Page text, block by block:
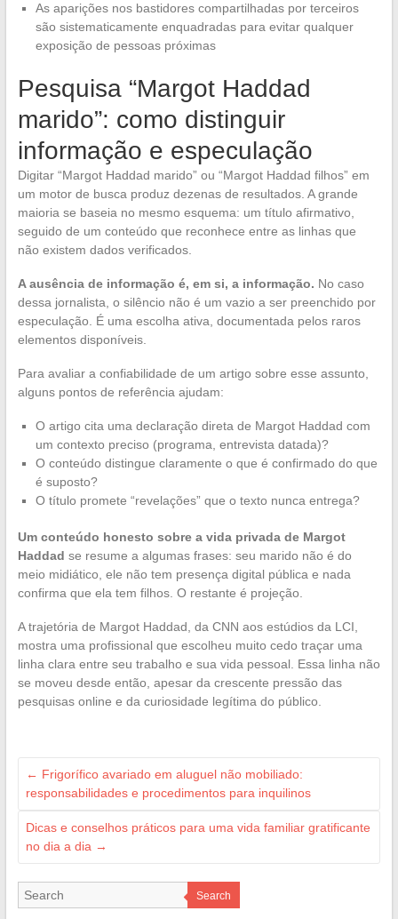
As aparições nos bastidores compartilhadas por terceiros
são sistematicamente enquadradas para evitar qualquer
exposição de pessoas próximas
Pesquisa “Margot Haddad
marido”: como distinguir
informação e especulação
Digitar “Margot Haddad marido” ou “Margot Haddad filhos” em
um motor de busca produz dezenas de resultados. A grande
maioria se baseia no mesmo esquema: um título afirmativo,
seguido de um conteúdo que reconhece entre as linhas que
não existem dados verificados.
A ausência de informação é, em si, a informação. No caso
dessa jornalista, o silêncio não é um vazio a ser preenchido por
especulação. É uma escolha ativa, documentada pelos raros
elementos disponíveis.
Para avaliar a confiabilidade de um artigo sobre esse assunto,
alguns pontos de referência ajudam:
O artigo cita uma declaração direta de Margot Haddad com
um contexto preciso (programa, entrevista datada)?
O conteúdo distingue claramente o que é confirmado do que
é suposto?
O título promete “revelações” que o texto nunca entrega?
Um conteúdo honesto sobre a vida privada de Margot
Haddad se resume a algumas frases: seu marido não é do
meio midiático, ele não tem presença digital pública e nada
confirma que ela tem filhos. O restante é projeção.
A trajetória de Margot Haddad, da CNN aos estúdios da LCI,
mostra uma profissional que escolheu muito cedo traçar uma
linha clara entre seu trabalho e sua vida pessoal. Essa linha não
se moveu desde então, apesar da crescente pressão das
pesquisas online e da curiosidade legítima do público.
← Frigorífico avariado em aluguel não mobiliado:
responsabilidades e procedimentos para inquilinos
Dicas e conselhos práticos para uma vida familiar gratificante
no dia a dia →
Search